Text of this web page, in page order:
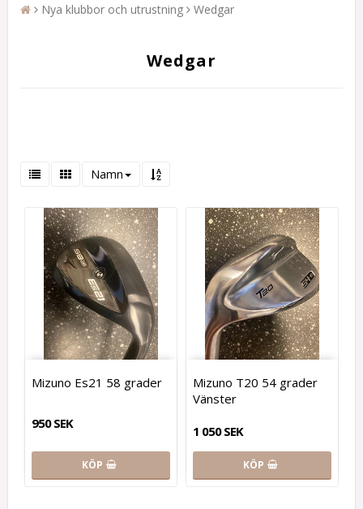
Nya klubbor och utrustning Wedgar
Wedgar
Namn
Mizuno Es21 58 grader
950 SEK
KÖP
Mizuno T20 54 grader
Vänster
1 050 SEK
KÖP